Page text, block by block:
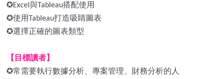
✪Excel 與 Tableau搭配使用
✪使用 Tableau打造吸睛圖表
✪選擇正確的圖表類型
【目標讀者】
✪常需要執行數據分析、專案管理、財務分析的人